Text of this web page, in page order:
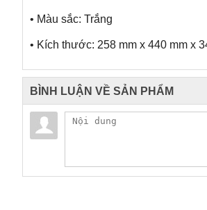
• Màu sắc: Trắng
• Kích thước: 258 mm x 440 mm x
BÌNH LUẬN VỀ SẢN PHẨM